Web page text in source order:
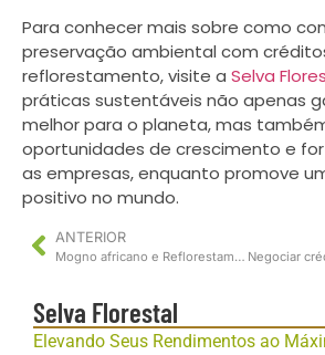
Para conhecer mais sobre como
preservação ambiental com
reflorestamento, visite a Selva
práticas sustentáveis não apenas
melhor para o planeta, mas
oportunidades de crescimento e
as empresas, enquanto promove
positivo no mundo.
ANTERIOR
Mogno africano e Reflorestamento: Saiba como o cultivo dessa madeira nobre pode ser feito de forma sustentável
Selva Florestal
Elevando Seus Rendimentos ao